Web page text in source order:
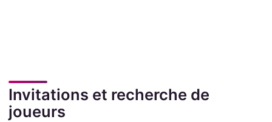
Invitations et recherche de
joueurs